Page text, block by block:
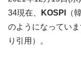
『Money1』
韓国
落！
34現在、
KOSPI
（
のようになってい
り引用）。